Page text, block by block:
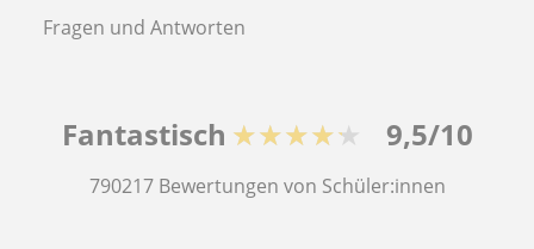
Fragen und Antworten
Fantastisch ★★★★★ 9,5/10
790217 Bewertungen von Schüler:innen